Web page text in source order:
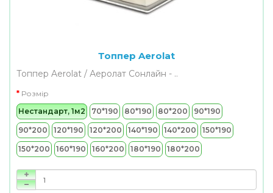
Топпер Aerolat
Топпер Aerolat / Аеролат Сонлайн - ..
Розмір
Нестандарт, 1м2
70*190 80*190 80*200 90*190
90*200 120*190 120*200 140*190 140*200 150*190
150*200 160*190 160*200 180*190 180*200